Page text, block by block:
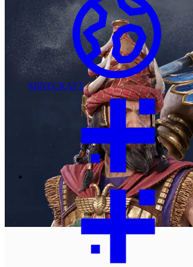
MINECRAFT